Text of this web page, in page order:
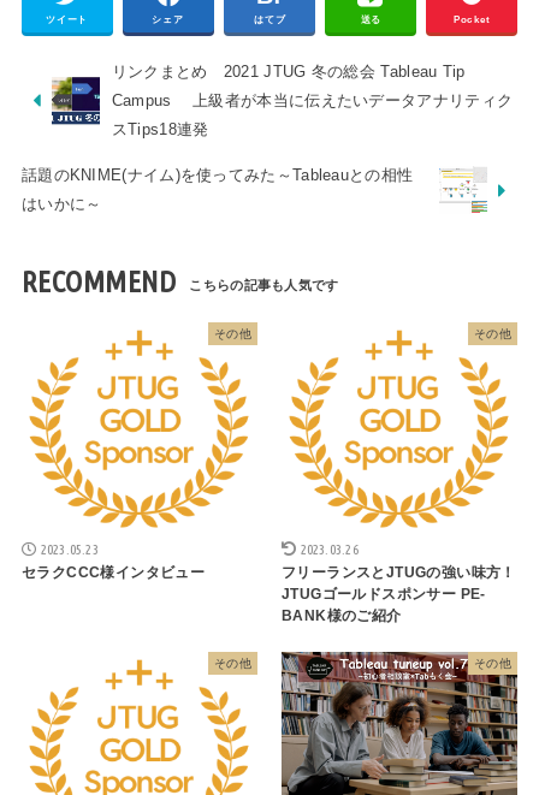
ツイート シェア はてブ 送る Pocket
リンクまとめ 2021 JTUG 冬の総会 Tableau Tip
Campus 上級者が本当に伝えたいデータアナリティク
スTips18連発
話題のKNIME(ナイム)を使ってみた～Tableauとの相性
はいかに～
RECOMMEND
その他
2023.05.23
セラクCCC様インタビュー
その他
2023.03.26
フリーランスとJTUGの強い味方！
JTUGゴールドスポンサー PE-
BANK様のご紹介
その他 その他